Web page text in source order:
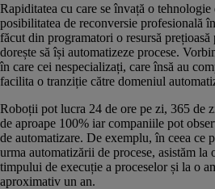
Rapiditatea cu care se învață o tehnologie
posibilitatea de reconversie profesională
făcut din programatori o resursă
dorește să își automatizeze procese.
în care cei nespecializați, care însă au
facilita o tranziție către domeniul
Roboții pot lucra 24 de ore pe zi, 365 de
de aproape 100% iar companiile pot
de automatizare. De exemplu, în ceea ce
urma automatizării de procese, asistăm la
timpului de execuție a proceselor și la o
aproximativ un an.